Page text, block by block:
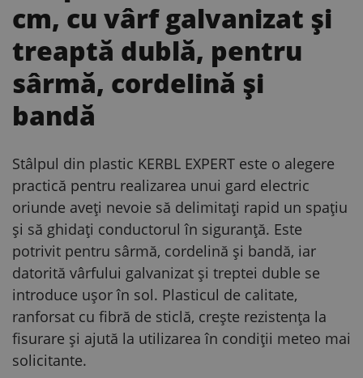
cm, cu vârf galvanizat și
treaptă dublă, pentru
sârmă, cordelină și
bandă
Stâlpul din plastic KERBL EXPERT este o alegere
practică pentru realizarea unui gard electric
oriunde aveți nevoie să delimitați rapid un spațiu
și să ghidați conductorul în siguranță. Este
potrivit pentru sârmă, cordelină și bandă, iar
datorită vârfului galvanizat și treptei duble se
introduce ușor în sol. Plasticul de calitate,
ranforsat cu fibră de sticlă, crește rezistența la
fisurare și ajută la utilizarea în condiții meteo mai
solicitante.